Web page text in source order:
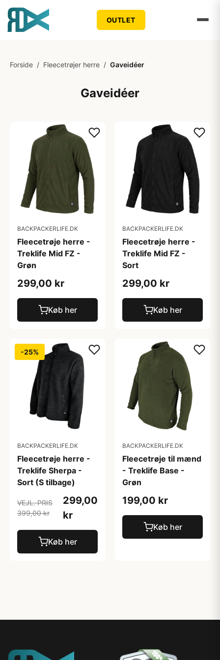
OUTLET
Forside / Fleecetrøjer herre / Gaveidéer
Gaveidéer
BACKPACKERLIFE.DK
Fleecetrøje herre -
Treklife Mid FZ -
Grøn
299,00 kr
Køb her
BACKPACKERLIFE.DK
Fleecetrøje herre -
Treklife Mid FZ -
Sort
299,00 kr
Køb her
-25%
BACKPACKERLIFE.DK
Fleecetrøje herre -
Treklife Sherpa -
Sort (S tilbage)
VEJL. PRIS
399,00 kr
299,00
kr
Køb her
BACKPACKERLIFE.DK
Fleecetrøje til mænd
- Treklife Base -
Grøn
199,00 kr
Køb her